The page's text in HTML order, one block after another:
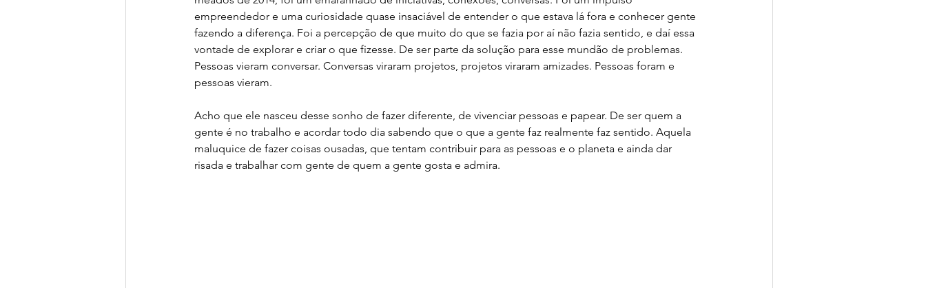
empreendedor e uma curiosidade quase insaciável de entender o que estava lá fora e conhecer gente
fazendo a diferença. Foi a percepção de que muito do que se fazia por aí não fazia sentido, e daí essa
vontade de explorar e criar o que fizesse. De ser parte da solução para esse mundão de problemas.
Pessoas vieram conversar. Conversas viraram projetos, projetos viraram amizades. Pessoas foram e
pessoas vieram.
Acho que ele nasceu desse sonho de fazer diferente, de vivenciar pessoas e papear. De ser quem a
gente é no trabalho e acordar todo dia sabendo que o que a gente faz realmente faz sentido. Aquela
maluquice de fazer coisas ousadas, que tentam contribuir para as pessoas e o planeta e ainda dar
risada e trabalhar com gente de quem a gente gosta e admira.